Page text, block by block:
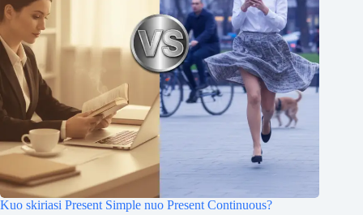
Kuo skiriasi Present Simple nuo Present Continuous?